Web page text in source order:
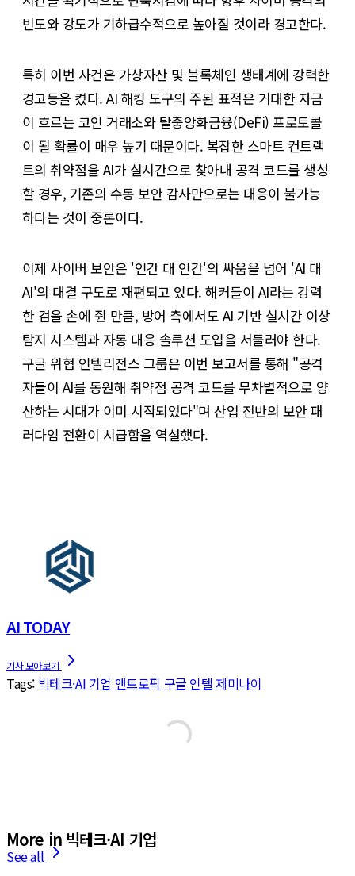
빈도와 강도가 기하급수적으로 높아질 것이라 경고한다.
특히 이번 사건은 가상자산 및 블록체인 생태계에 강력한
경고등을 켰다. AI 해킹 도구의 주된 표적은 거대한 자금
이 흐르는 코인 거래소와 탈중앙화금융(DeFi) 프로토콜
이 될 확률이 매우 높기 때문이다. 복잡한 스마트 컨트랙
트의 취약점을 AI가 실시간으로 찾아내 공격 코드를 생성
할 경우, 기존의 수동 보안 감사만으로는 대응이 불가능
하다는 것이 중론이다.
이제 사이버 보안은 '인간 대 인간'의 싸움을 넘어 'AI 대
AI'의 대결 구도로 재편되고 있다. 해커들이 AI라는 강력
한 검을 손에 쥔 만큼, 방어 측에서도 AI 기반 실시간 이상
탐지 시스템과 자동 대응 솔루션 도입을 서둘러야 한다.
구글 위협 인텔리전스 그룹은 이번 보고서를 통해 "공격
자들이 AI를 동원해 취약점 공격 코드를 무차별적으로 양
산하는 시대가 이미 시작되었다"며 산업 전반의 보안 패
러다임 전환이 시급함을 역설했다.
AI TODAY
Tags: 빅테크·AI 기업 앤트로픽 구글 인텔 제미나이
More in 빅테크·AI 기업
See all